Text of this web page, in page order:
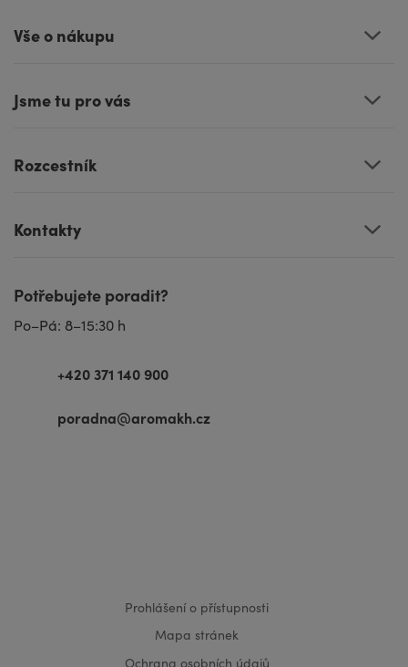
Vše o nákupu
Jsme tu pro vás
Rozcestník
Kontakty
Potřebujete poradit?
Po–Pá: 8–15:30 h
+420 371 140 900
poradna@aromakh.cz
Prohlášení o přístupnosti
Mapa stránek
Ochrana osobních údajů